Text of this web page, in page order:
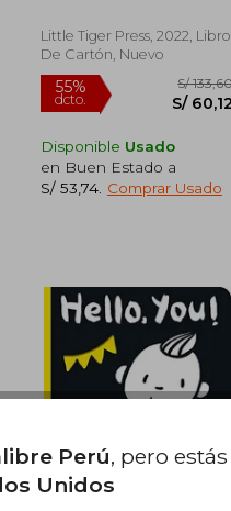
S/ 117,15
Little Tiger Press, 2022, Libro
De Cartón, Nuevo
55%
dcto.
Disponible Usado
en Buen Estado a
S/ 53,74. Comprar Usado
Perú, pero estás
Unidos